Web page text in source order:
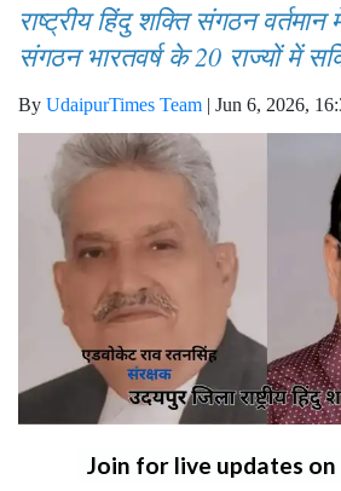
राष्ट्रीय हिंदु शक्ति संगठन वर्तमान
संगठन भारतवर्ष के 20 राज्यों में
By UdaipurTimes Team | Jun 6, 2026,
Join for live updates on